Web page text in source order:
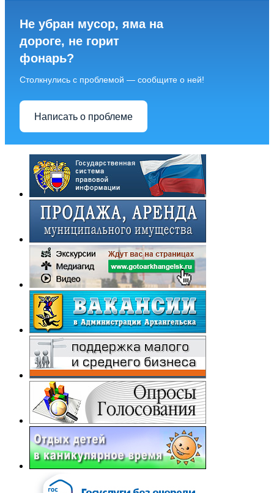
Не убран мусор, яма на
дороге, не горит
фонарь?
Столкнулись с проблемой — сообщите о ней!
Написать о проблеме